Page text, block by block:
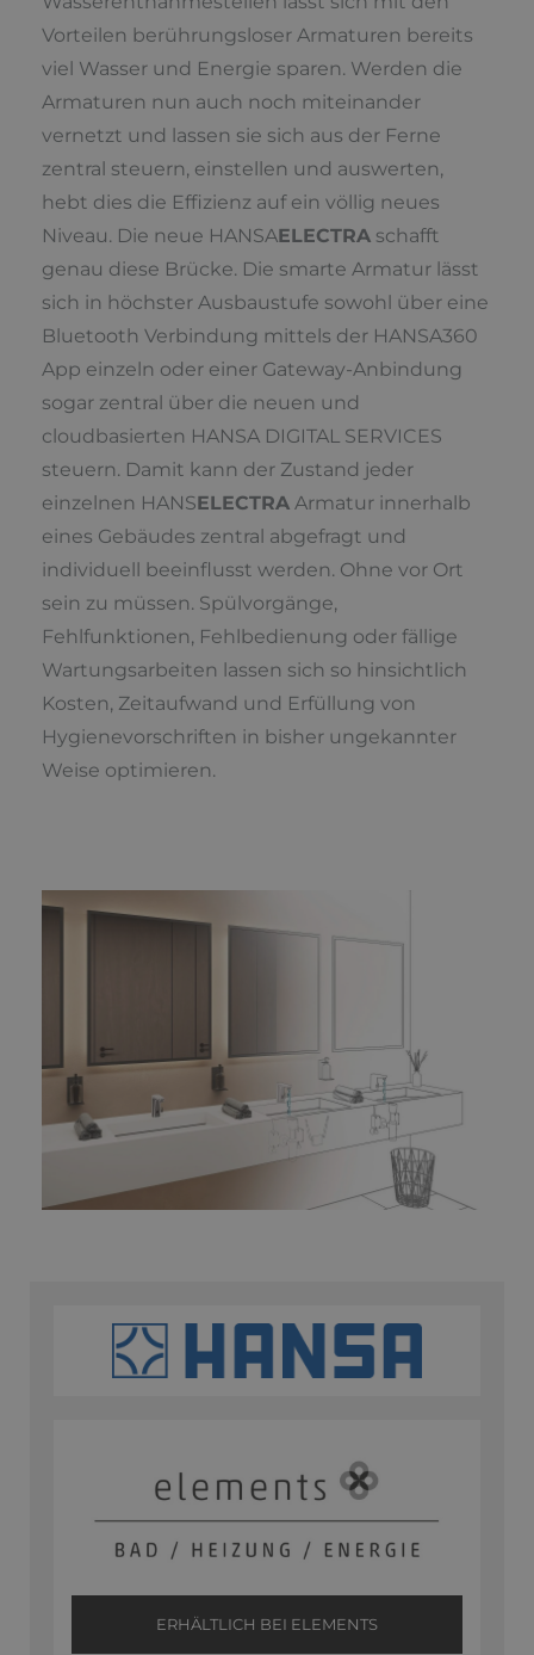
Vorteilen berührungsloser Armaturen bereits
viel Wasser und Energie sparen. Werden die
Armaturen nun auch noch miteinander
vernetzt und lassen sie sich aus der Ferne
zentral steuern, einstellen und auswerten,
hebt dies die Effizienz auf ein völlig neues
Niveau. Die neue HANSAELECTRA schafft
genau diese Brücke. Die smarte Armatur lässt
sich in höchster Ausbaustufe sowohl über eine
Bluetooth Verbindung mittels der HANSA360
App einzeln oder einer Gateway-Anbindung
sogar zentral über die neuen und
cloudbasierten HANSA DIGITAL SERVICES
steuern. Damit kann der Zustand jeder
einzelnen HANSELECTRA Armatur innerhalb
eines Gebäudes zentral abgefragt und
individuell beeinflusst werden. Ohne vor Ort
sein zu müssen. Spülvorgänge,
Fehlfunktionen, Fehlbedienung oder fällige
Wartungsarbeiten lassen sich so hinsichtlich
Kosten, Zeitaufwand und Erfüllung von
Hygienevorschriften in bisher ungekannter
Weise optimieren.
ERHÄLTLICH BEI ELEMENTS